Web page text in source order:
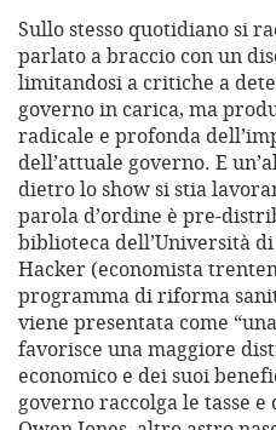
Sullo stesso quotidiano si
parlato a braccio con un
limitandosi a critiche a
governo in carica, ma
radicale e profonda
dell’attuale governo. E
dietro lo show si stia
parola d’ordine è pre-
biblioteca dell’Università di
Hacker (economista
programma di riforma
viene presentata come
favorisce una maggiore
economico e dei suoi
governo raccolga le tasse